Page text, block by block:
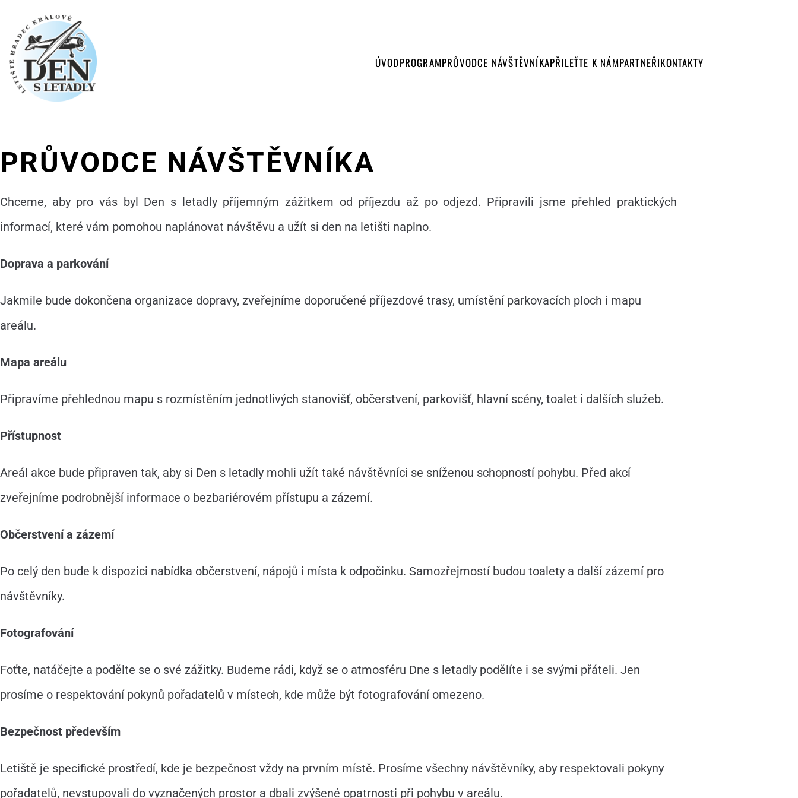
ÚVODPROGRAMPRŮVODCE NÁVŠTĚVNÍKAPŘILEŤTE K NÁMPARTNEŘIKONTAKTY
PRŮVODCE NÁVŠTĚVNÍKA
Chceme, aby pro vás byl Den s letadly příjemným zážitkem od příjezdu až po odjezd. Připravili jsme přehled praktických
informací, které vám pomohou naplánovat návštěvu a užít si den na letišti naplno.
Doprava a parkování
Jakmile bude dokončena organizace dopravy, zveřejníme doporučené příjezdové trasy, umístění parkovacích ploch i mapu
areálu.
Mapa areálu
Připravíme přehlednou mapu s rozmístěním jednotlivých stanovišť, občerstvení, parkovišť, hlavní scény, toalet i dalších služeb.
Přístupnost
Areál akce bude připraven tak, aby si Den s letadly mohli užít také návštěvníci se sníženou schopností pohybu. Před akcí
zveřejníme podrobnější informace o bezbariérovém přístupu a zázemí.
Občerstvení a zázemí
Po celý den bude k dispozici nabídka občerstvení, nápojů i místa k odpočinku. Samozřejmostí budou toalety a další zázemí pro
návštěvníky.
Fotografování
Foťte, natáčejte a podělte se o své zážitky. Budeme rádi, když se o atmosféru Dne s letadly podělíte i se svými přáteli. Jen
prosíme o respektování pokynů pořadatelů v místech, kde může být fotografování omezeno.
Bezpečnost především
Letiště je specifické prostředí, kde je bezpečnost vždy na prvním místě. Prosíme všechny návštěvníky, aby respektovali pokyny
pořadatelů, nevstupovali do vyznačených prostor a dbali zvýšené opatrnosti při pohybu v areálu.